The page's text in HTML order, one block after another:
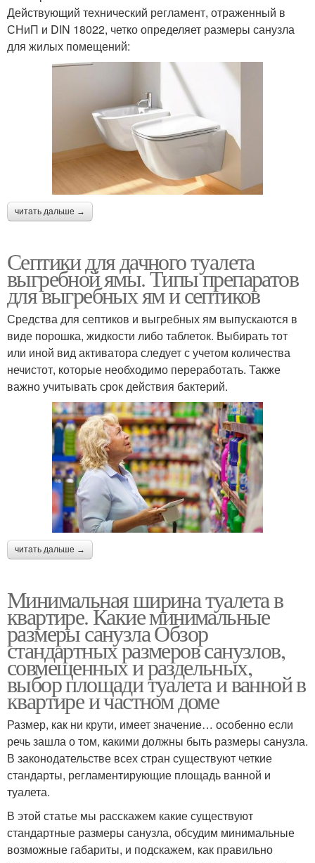
Действующий технический регламент, отраженный в
СНиП и DIN 18022, четко определяет размеры санузла
для жилых помещений:
читать дальше →
Септики для дачного туалета
выгребной ямы. Типы препаратов
для выгребных ям и септиков
Средства для септиков и выгребных ям выпускаются в
виде порошка, жидкости либо таблеток. Выбирать тот
или иной вид активатора следует с учетом количества
нечистот, которые необходимо переработать. Также
важно учитывать срок действия бактерий.
читать дальше →
Минимальная ширина туалета в
квартире. Какие минимальные
размеры санузла Обзор
стандартных размеров санузлов,
совмещенных и раздельных,
выбор площади туалета и ванной в
квартире и частном доме
Размер, как ни крути, имеет значение… особенно если
речь зашла о том, какими должны быть размеры санузла.
В законодательстве всех стран существуют четкие
стандарты, регламентирующие площадь ванной и
туалета.
В этой статье мы расскажем какие существуют
стандартные размеры санузла, обсудим минимальные
возможные габариты, и подскажем, как правильно